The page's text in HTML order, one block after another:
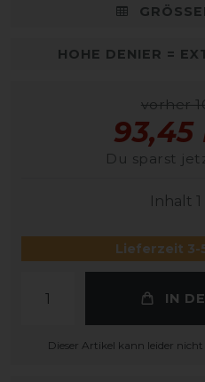
HOHE DENIER =
vorher
93,45
Du sparst
Inhalt 1
Lieferzeit 3-
IN
Dieser Artikel kann leider nicht